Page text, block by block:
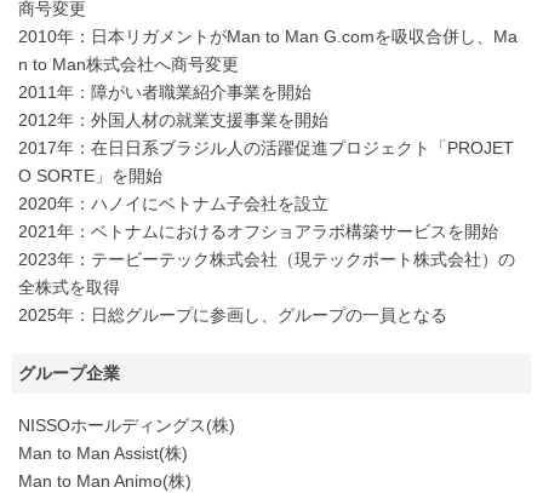
商号変更
2010年：日本リガメントがMan to Man G.comを吸収合併し、Ma
n to Man株式会社へ商号変更
2011年：障がい者職業紹介事業を開始
2012年：外国人材の就業支援事業を開始
2017年：在日日系ブラジル人の活躍促進プロジェクト「PROJET
O SORTE」を開始
2020年：ハノイにベトナム子会社を設立
2021年：ベトナムにおけるオフショアラボ構築サービスを開始
2023年：テービーテック株式会社（現テックポート株式会社）の
全株式を取得
2025年：日総グループに参画し、グループの一員となる
グループ企業
NISSOホールディングス(株)
Man to Man Assist(株)
Man to Man Animo(株)